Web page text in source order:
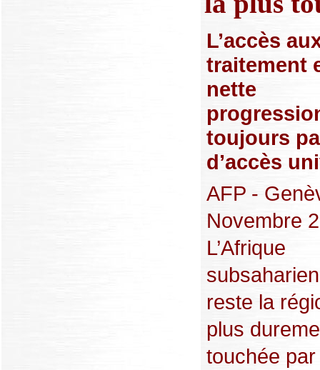
L’accès
traitement
nette
toujours
d’accès
AFP -
Novembre
L’Afrique
reste la
plus
touchée